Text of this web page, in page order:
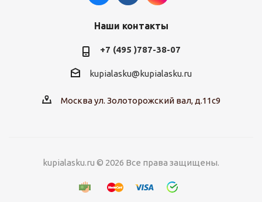
Наши контакты
+7 (495 )787-38-07
kupialasku@kupialasku.ru
Москва ул. Золоторожский вал, д.11с9
kupialasku.ru © 2026 Все права защищены.